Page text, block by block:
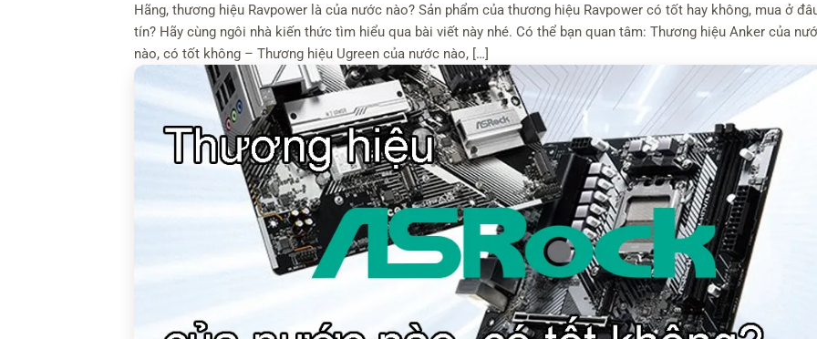
Hãng, thương hiệu Ravpower là của nước nào? Sản phẩm của thương hiệu Ravpower có tốt hay không, mua ở
tín? Hãy cùng ngôi nhà kiến thức tìm hiểu qua bài viết này nhé. Có thể bạn quan tâm: Thương hiệu Anker của
nào, có tốt không – Thương hiệu Ugreen của nước nào, […]